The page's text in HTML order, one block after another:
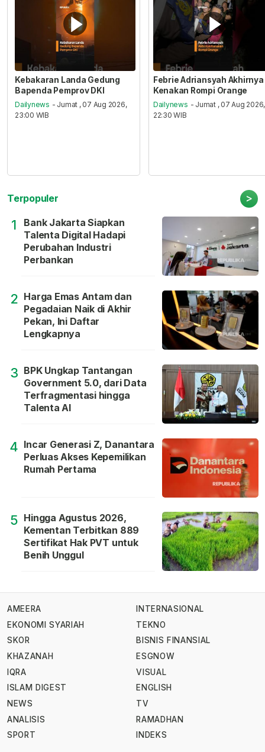
Kebakaran Landa Gedung
Bapenda Pemprov DKI
Dailynews - Jumat , 07 Aug 2026,
23:00 WIB
Febrie Adriansyah Akhirnya
Kenakan Rompi Orange
Dailynews - Jumat , 07 Aug 2026,
22:30 WIB
Terpopuler >
1
Bank Jakarta Siapkan
Talenta Digital Hadapi
Perubahan Industri
Perbankan
2 Harga Emas Antam dan
Pegadaian Naik di Akhir
Pekan, Ini Daftar
Lengkapnya
3 BPK Ungkap Tantangan
Government 5.0, dari Data
Terfragmentasi hingga
Talenta AI
4 Incar Generasi Z, Danantara
Perluas Akses Kepemilikan
Rumah Pertama
5 Hingga Agustus 2026,
Kementan Terbitkan 889
Sertifikat Hak PVT untuk
Benih Unggul
AMEERA
EKONOMI SYARIAH
SKOR
KHAZANAH
IQRA
ISLAM DIGEST
NEWS
ANALISIS
SPORT
INTERNASIONAL
TEKNO
BISNIS FINANSIAL
ESGNOW
VISUAL
ENGLISH
TV
RAMADHAN
INDEKS